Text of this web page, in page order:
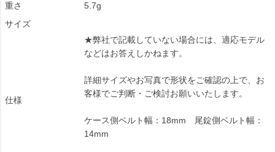
重さ
5.7g
サイズ
仕様
★弊社で記載していない場合には、適応モデル
などはお答えしかねます。
詳細サイズやお写真で形状をご確認の上で、お
客様でご判断・ご検討お願いいたします。
ケース側ベルト幅：18mm 尾錠側ベルト幅：
14mm